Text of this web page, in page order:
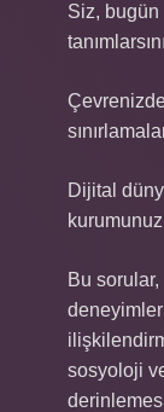
Siz, bugün
Dijital
Bu
sosyoloji